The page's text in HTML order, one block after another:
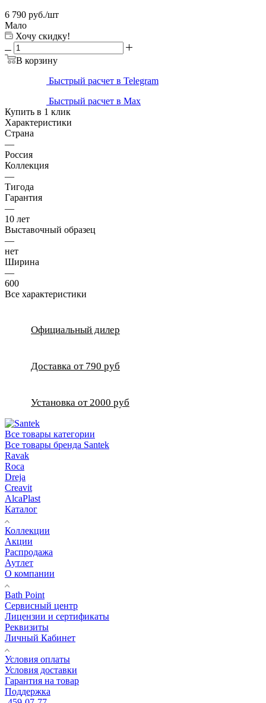
6 790 руб./шт
Мало
Хочу скидку!
В корзину
Быстрый расчет в Telegram
Быстрый расчет в Max
Купить в 1 клик
Характеристики
Страна
—
Россия
Коллекция
—
Тигода
Гарантия
—
10 лет
Выставочный образец
—
нет
Ширина
—
600
Все характеристики
Официальный дилер
Доставка от 790 руб
Установка от 2000 руб
Все товары категории
Все товары бренда Santek
Ravak
Roca
Dreja
Creavit
AlcaPlast
Каталог
Коллекции
Акции
Распродажа
Аутлет
О компании
Bath Point
Сервисный центр
Лицензии и сертификаты
Реквизиты
Личный Кабинет
Условия оплаты
Условия доставки
Гарантия на товар
Поддержка